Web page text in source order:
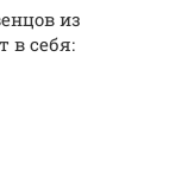
из
в себя: